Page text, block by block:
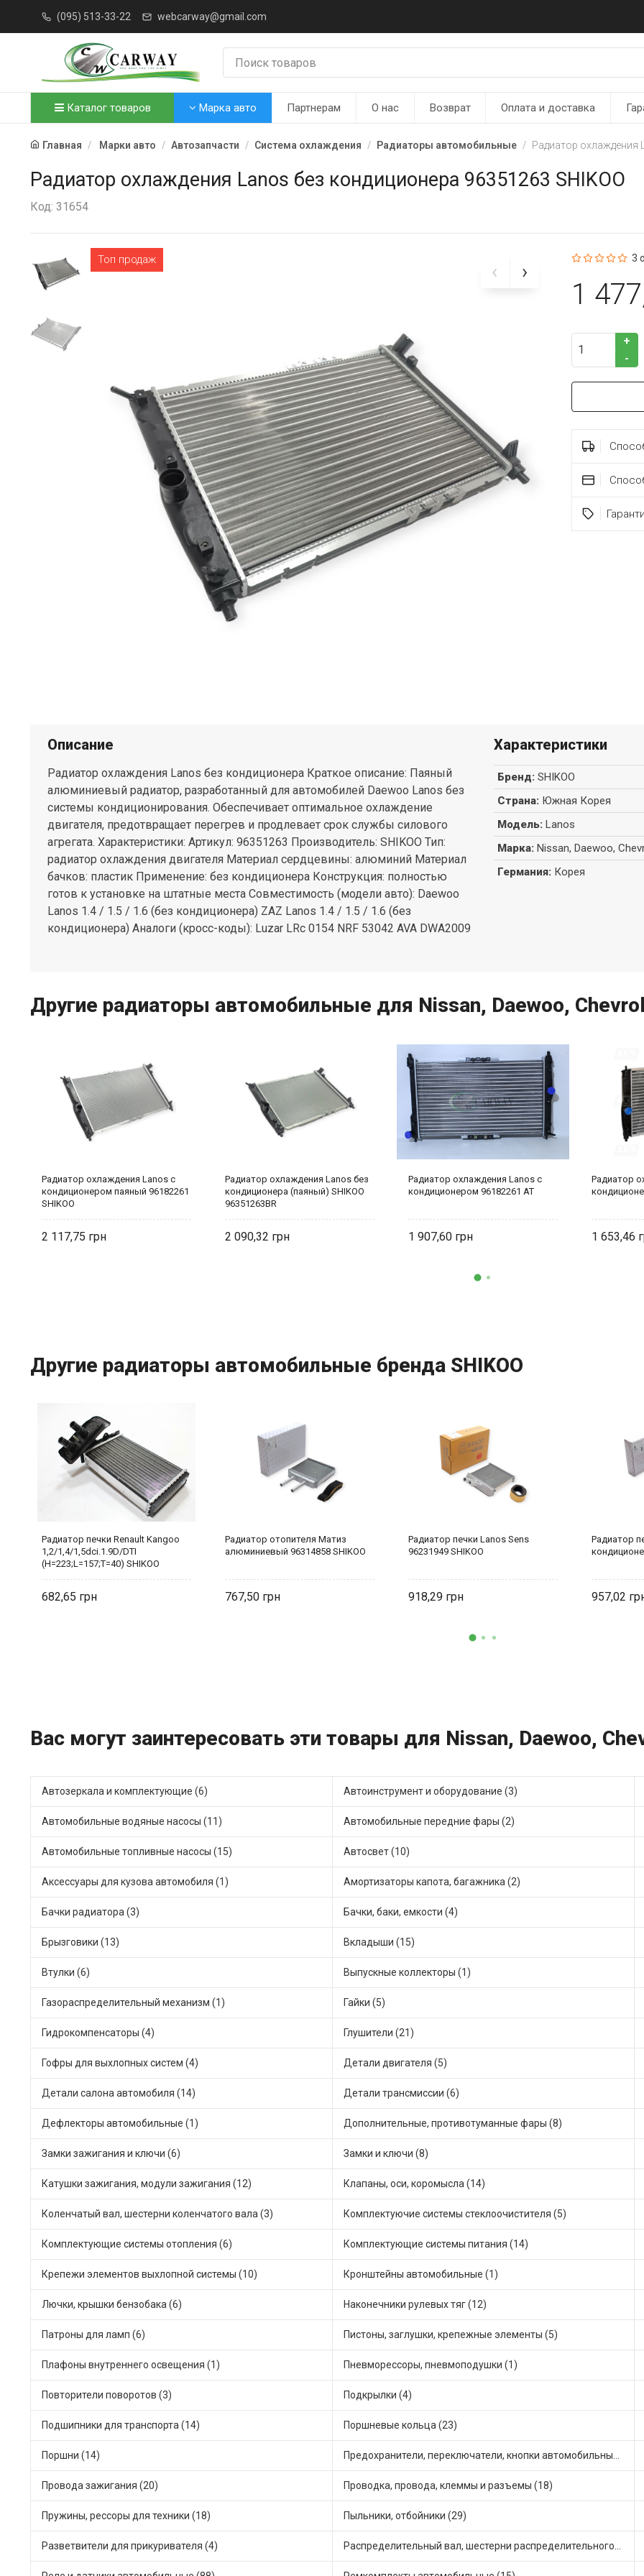
(095) 513-33-22 webcarway@gmail.com
Каталог товаров Марка авто Партнерам О нас Возврат Оплата и доставка
Главная Марки авто Автозапчасти Система охлаждения Радиаторы автомобильные Радиатор охлаждения
Радиатор охлаждения Lanos без кондиционера 96351263 SHIKOO
Код: 31654
Топ продаж 3
1
+
-
Описание
Радиатор охлаждения Lanos без кондиционера Краткое описание: Паяный
алюминиевый радиатор, разработанный для автомобилей Daewoo Lanos без
системы кондиционирования. Обеспечивает оптимальное охлаждение
двигателя, предотвращает перегрев и продлевает срок службы силового
агрегата. Характеристики: Артикул: 96351263 Производитель: SHIKOO Тип:
радиатор охлаждения двигателя Материал сердцевины: алюминий Материал
бачков: пластик Применение: без кондиционера Конструкция: полностью
готов к установке на штатные места Совместимость (модели авто): Daewoo
Lanos 1.4 / 1.5 / 1.6 (без кондиционера) ZAZ Lanos 1.4 / 1.5 / 1.6 (без
кондиционера) Аналоги (кросс-коды): Luzar LRc 0154 NRF 53042 AVA DWA2009
Характеристики
Бренд: SHIKOO
Страна: Южная Корея
Модель: Lanos
Марка: Nissan, Daewoo,
Германия: Корея
Другие радиаторы автомобильные для Nissan, Daewoo,
Радиатор охлаждения Lanos с
кондиционером паяный 96182261
SHIKOO
2 117,75
Радиатор охлаждения Lanos без
кондиционера (паяный) SHIKOO
96351263BR
2 090,32
Радиатор охлаждения Lanos с
кондиционером 96182261 AT
1 907,60
Радиатор
1 653,46
Другие радиаторы автомобильные бренда SHIKOO
Радиатор печки Renault Kangoo
1,2/1,4/1,5dci.1.9D/DTI
(H=223;L=157;T=40) SHIKOO
682,65
Радиатор отопителя Матиз
алюминиевый 96314858 SHIKOO
767,50
Радиатор печки Lanos Sens
96231949 SHIKOO
918,29
Радиатор
957,02
Вас могут заинтересовать эти товары для Nissan, Daewoo,
Автозеркала и комплектующие (6) Автоинструмент и оборудование (3)
Автомобильные водяные насосы (11) Автомобильные передние фары (2)
Автомобильные топливные насосы (15) Автосвет (10)
Аксессуары для кузова автомобиля (1) Амортизаторы капота, багажника (2)
Бачки радиатора (3) Бачки, баки, емкости (4)
Брызговики (13) Вкладыши (15)
Втулки (6) Выпускные коллекторы (1)
Газораспределительный механизм (1) Гайки (5)
Гидрокомпенсаторы (4) Глушители (21)
Гофры для выхлопных систем (4) Детали двигателя (5)
Детали салона автомобиля (14) Детали трансмиссии (6)
Дефлекторы автомобильные (1) Дополнительные, противотуманные фары (8)
Замки зажигания и ключи (6) Замки и ключи (8)
Катушки зажигания, модули зажигания (12) Клапаны, оси, коромысла (14)
Коленчатый вал, шестерни коленчатого вала (3) Комплектуючие системы стеклоочистителя (5)
Комплектующие системы отопления (6) Комплектующие системы питания (14)
Крепежи элементов выхлопной системы (10) Кронштейны автомобильные (1)
Лючки, крышки бензобака (6) Наконечники рулевых тяг (12)
Патроны для ламп (6) Пистоны, заглушки, крепежные элементы (5)
Плафоны внутреннего освещения (1) Пневморессоры, пневмоподушки (1)
Повторители поворотов (3) Подкрылки (4)
Подшипники для транспорта (14) Поршневые кольца (23)
Поршни (14)
Провода зажигания (20) Проводка, провода, клеммы и разъемы (18)
Пружины, рессоры для техники (18) Пыльники, отбойники (29)
Разветвители для прикуривателя (4)